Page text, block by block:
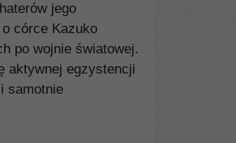
jego
córce Kazuko
po wojnie światowej.
aktywnej egzystencji
samotnie